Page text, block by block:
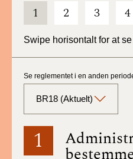
1 2 3 4
Swipe horisontalt for at
1
Se reglementet i en anden
BR18 (Aktuelt)
BR18 (Aktuelt)